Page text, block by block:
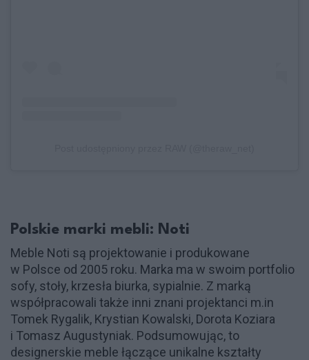
Polskie marki mebli: Noti
Meble Noti są projektowanie i produkowane
w Polsce od 2005 roku. Marka ma w swoim portfolio
sofy, stoły, krzesła biurka, sypialnie. Z marką
współpracowali także inni znani projektanci m.in
Tomek Rygalik, Krystian Kowalski, Dorota Koziara
i Tomasz Augustyniak. Podsumowując, to
designerskie meble łączące unikalne kształty